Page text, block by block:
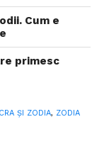
Cum e
primesc
ŞI ZODIA, ZODIA